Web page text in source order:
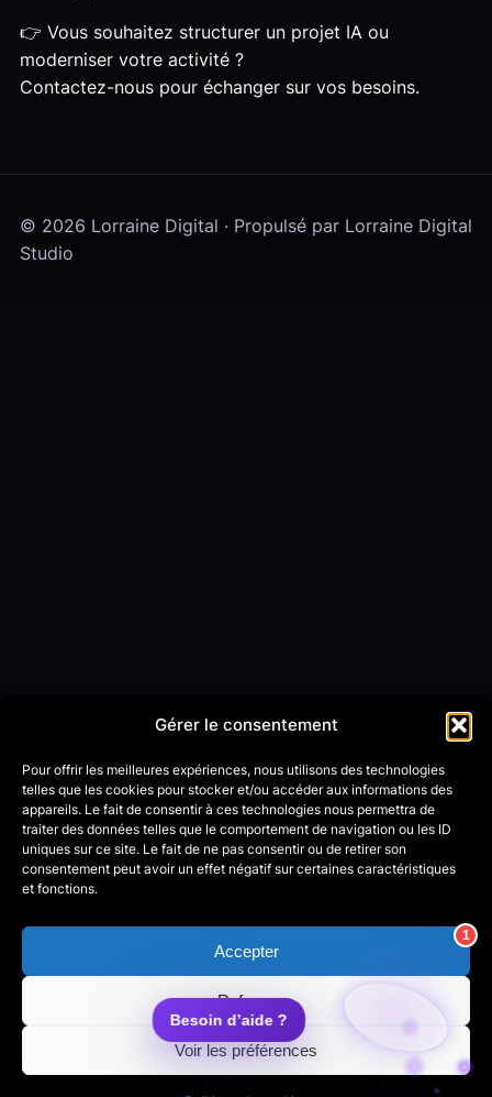
Gérer le consentement
Pour offrir les meilleures expériences, nous utilisons des technologies
telles que les cookies pour stocker et/ou accéder aux informations des
appareils. Le fait de consentir à ces technologies nous permettra de
traiter des données telles que le comportement de navigation ou les ID
uniques sur ce site. Le fait de ne pas consentir ou de retirer son
consentement peut avoir un effet négatif sur certaines caractéristiques
et fonctions.
Accepter
Refuser
Voir les préférences
👉 Vous souhaitez structurer un projet IA ou
moderniser votre activité ?
Contactez-nous pour échanger sur vos besoins.
© 2026 Lorraine Digital · Propulsé par Lorraine Digital
Studio